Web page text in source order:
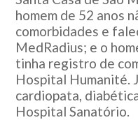
homem de 52 anos
comorbidades e
MedRadius; e o
tinha registro de
Hospital Humanité.
cardiopata,
Hospital Sanatório.